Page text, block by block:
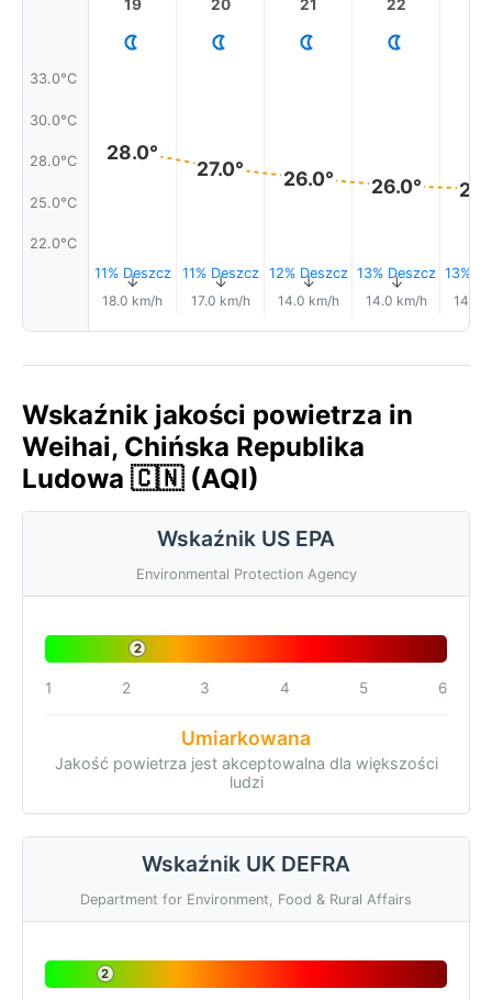
33.0°C
30.0°C
28.0°C
25.0°C
22.0°C
19
28.0°
11% Deszcz
↑
18.0 km/h
20
27.0°
11% Deszcz
↑
17.0 km/h
21
26.0°
12% Deszcz
↑
14.0 km/h
22
26.0°
13% Deszcz
↑
14.0 km/h
13%
14.0
Wskaźnik jakości powietrza in
Weihai, Chińska Republika
Ludowa 🇨🇳 (AQI)
Wskaźnik US EPA
Environmental Protection Agency
2
1 2 3 4 5 6
Umiarkowana
Jakość powietrza jest akceptowalna dla większości
ludzi
Wskaźnik UK DEFRA
Department for Environment, Food & Rural Affairs
2